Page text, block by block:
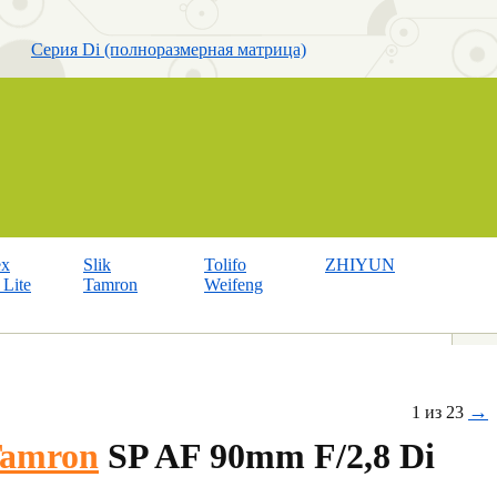
Серия Di (полноразмерная матрица)
Lite
Slik
Tamron
Tolifo
Weifeng
ZHIYUN
1 из 23 →
SP AF 90mm F/2,8 Di